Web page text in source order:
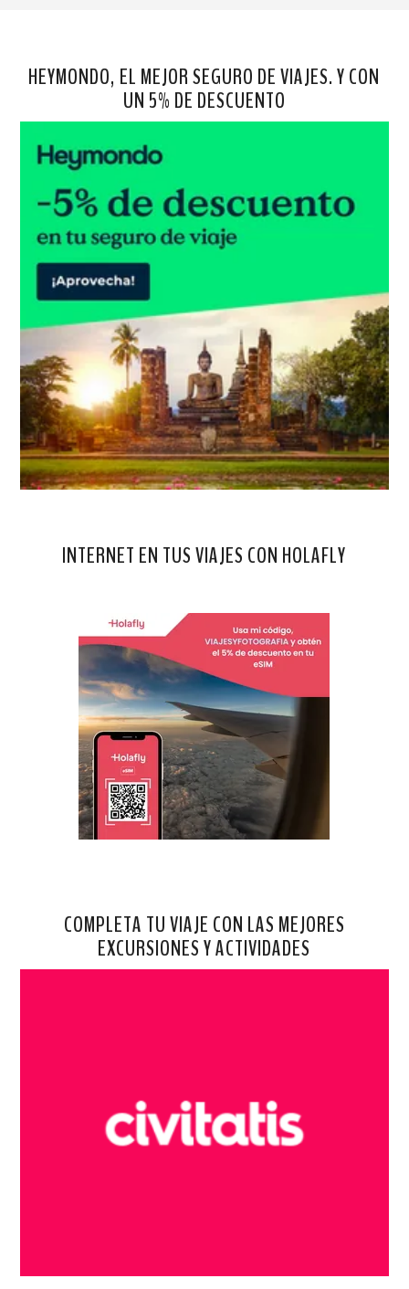
HEYMONDO, EL MEJOR SEGURO DE VIAJES. Y CON
UN 5% DE DESCUENTO
INTERNET EN TUS VIAJES CON HOLAFLY
COMPLETA TU VIAJE CON LAS MEJORES
EXCURSIONES Y ACTIVIDADES